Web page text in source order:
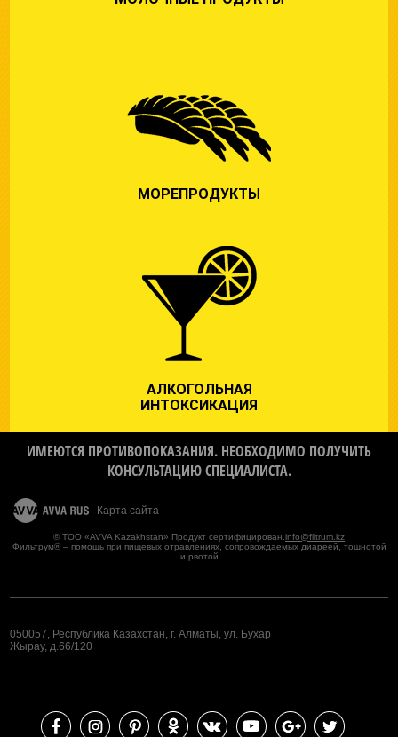
МОРЕПРОДУКТЫ
АЛКОГОЛЬНАЯ
ИНТОКСИКАЦИЯ
ИМЕЮТСЯ ПРОТИВОПОКАЗАНИЯ. НЕОБХОДИМО ПОЛУЧИТЬ
КОНСУЛЬТАЦИЮ СПЕЦИАЛИСТА.
Карта сайта
© ТОО «AVVA Kazakhstan» Продукт сертифицирован. info@filtrum.kz
Фильтрум® – помощь при пищевых отравлениях, сопровождаемых диареей, тошнотой
и рвотой
050057, Республика Казахстан, г. Алматы, ул. Бухар
Жырау, д.66/120